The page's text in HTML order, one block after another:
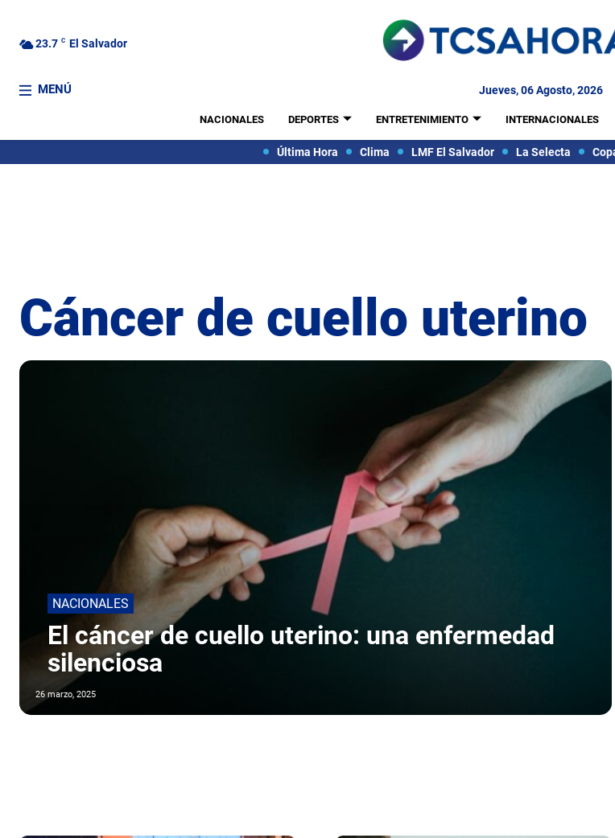
23.7 C El Salvador
MENÚ Jueves, 06 Agosto, 2026
NACIONALES DEPORTES ENTRETENIMIENTO INTERNACIONALES
Última Hora Clima LMF El Salvador La Selecta
Cáncer de cuello uterino
NACIONALES
El cáncer de cuello uterino: una enfermedad
silenciosa
26 marzo, 2025